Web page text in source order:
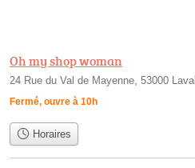
Oh my shop woman
24 Rue du Val de Mayenne, 53000 Laval
Fermé, ouvre à 10h
Horaires